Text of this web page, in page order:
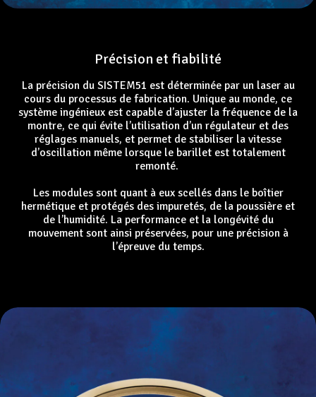
Précision et fiabilité
La précision du SISTEM51 est déterminée par un laser au
cours du processus de fabrication. Unique au monde, ce
système ingénieux est capable d’ajuster la fréquence de la
montre, ce qui évite l’utilisation d’un régulateur et des
réglages manuels, et permet de stabiliser la vitesse
d’oscillation même lorsque le barillet est totalement
remonté.
Les modules sont quant à eux scellés dans le boîtier
hermétique et protégés des impuretés, de la poussière et
de l’humidité. La performance et la longévité du
mouvement sont ainsi préservées, pour une précision à
l’épreuve du temps.